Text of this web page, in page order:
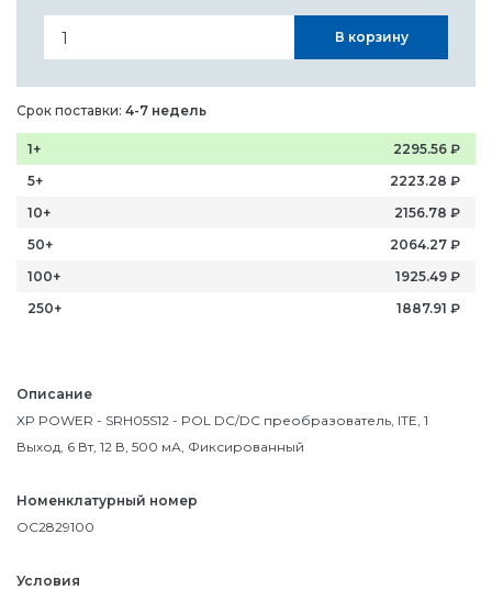
Описание
XP POWER - SRH05S12 - POL DC/DC преобразователь, ITE, 1
Выход, 6 Вт, 12 В, 500 мА, Фиксированный
Номенклатурный номер
OC2829100
Условия
В корзину
Срок поставки: 4-7 недель
1+ 2295.56 ₽
5+
2223.28 ₽
10+
2156.78 ₽
50+
2064.27 ₽
100+
1925.49 ₽
250+
1887.91 ₽